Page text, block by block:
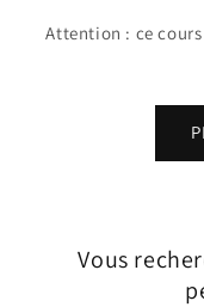
Attention : ce
Vous